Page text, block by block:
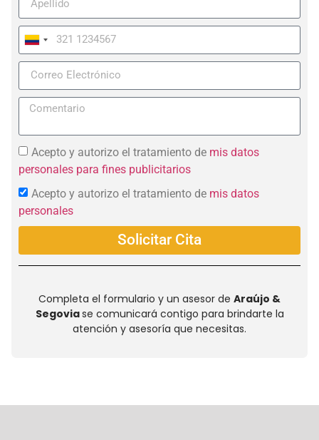
Colombia
+57
Acepto y autorizo el tratamiento de mis datos
personales para fines publicitarios
Acepto y autorizo el tratamiento de mis datos
personales
Solicitar Cita
Completa el formulario y un asesor de Araújo &
Segoviase comunicará contigo para brindarte la
atención y asesoría que necesitas.